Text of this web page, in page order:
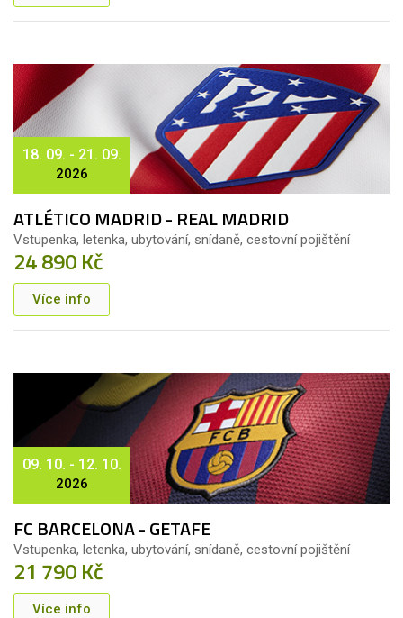
18. 09. - 21. 09.
2026
ATLÉTICO MADRID - REAL MADRID
Vstupenka, letenka, ubytování, snídaně, cestovní pojištění
24 890 Kč
Více info
09. 10. - 12. 10.
2026
FC BARCELONA - GETAFE
Vstupenka, letenka, ubytování, snídaně, cestovní pojištění
21 790 Kč
Více info